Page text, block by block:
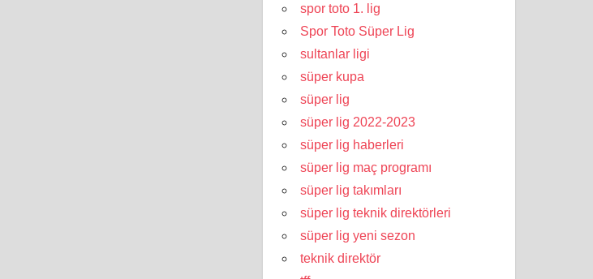
spor toto 1. lig
Spor Toto Süper Lig
sultanlar ligi
süper kupa
süper lig
süper lig 2022-2023
süper lig haberleri
süper lig maç programı
süper lig takımları
süper lig teknik direktörleri
süper lig yeni sezon
teknik direktör